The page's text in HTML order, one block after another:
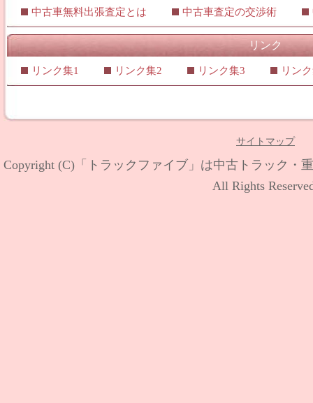
中古車無料出張査定とは
中古車査定の交渉術
リンク
リンク集1 リンク集2 リンク集3 リン
サイトマップ
Copyright (C) 「トラックファイブ」は中古トラック
All Rights